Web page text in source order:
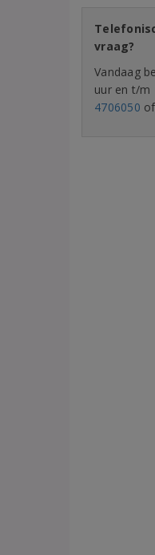
vraag?
Vandaag
uur en t/m
4706050